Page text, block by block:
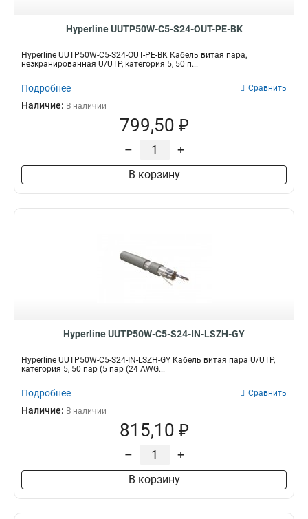
Hyperline UUTP50W-C5-S24-OUT-PE-BK
Hyperline UUTP50W-C5-S24-OUT-PE-BK Кабель витая пара,
неэкранированная U/UTP, категория 5, 50 п...
Подробнее Сравнить
Наличие: В наличии
799,50 ₽
– +
В корзину
Hyperline UUTP50W-C5-S24-IN-LSZH-GY
Hyperline UUTP50W-C5-S24-IN-LSZH-GY Кабель витая пара U/UTP,
категория 5, 50 пар (5 пар (24 AWG...
Подробнее Сравнить
Наличие: В наличии
815,10 ₽
– +
В корзину